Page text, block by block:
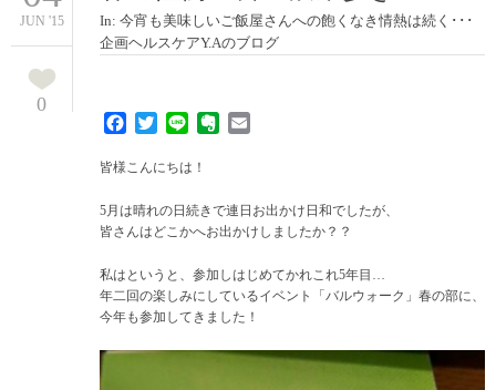
JUN '15
0
In: 今宵も美味しいご飯屋さんへの飽くなき情熱は続く･･･
企画ヘルスケアY.Aのブログ
FacebookTwitterLine Evernote
皆様こんにちは！
5月は晴れの日続きで連日お出かけ日和でしたが、
皆さんはどこかへお出かけしましたか？？
私はというと、参加しはじめてかれこれ5年目…
年二回の楽しみにしているイベント「バルウォーク」春の部に、
今年も参加してきました！